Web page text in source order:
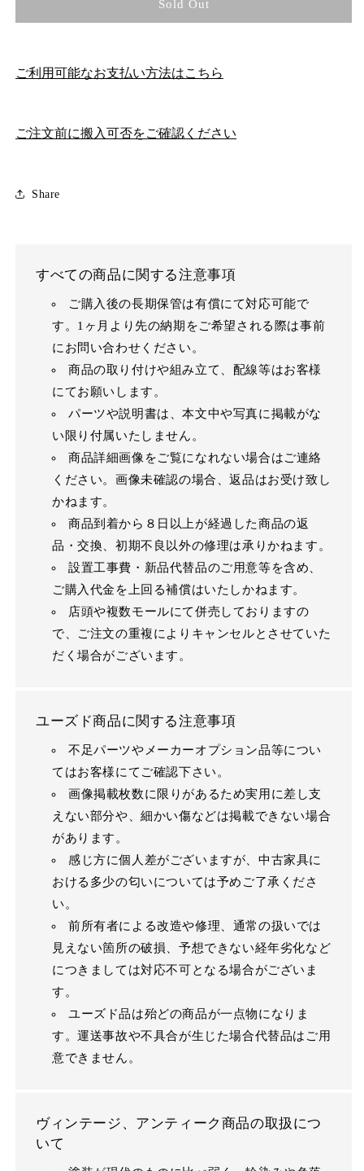
Sold Out
ご利用可能なお支払い方法はこちら
ご注文前に搬入可否をご確認ください
Share
すべての商品に関する注意事項
ご購入後の長期保管は有償にて対応可能で
す。1ヶ月より先の納期をご希望される際は事前
にお問い合わせください。
商品の取り付けや組み立て、配線等はお客様
にてお願いします。
パーツや説明書は、本文中や写真に掲載がな
い限り付属いたしません。
商品詳細画像をご覧になれない場合はご連絡
ください。画像未確認の場合、返品はお受け致し
かねます。
商品到着から８日以上が経過した商品の返
品・交換、初期不良以外の修理は承りかねます。
設置工事費・新品代替品のご用意等を含め、
ご購入代金を上回る補償はいたしかねます。
店頭や複数モールにて併売しておりますの
で、ご注文の重複によりキャンセルとさせていた
だく場合がございます。
ユーズド商品に関する注意事項
不足パーツやメーカーオプション品等につい
てはお客様にてご確認下さい。
画像掲載枚数に限りがあるため実用に差し支
えない部分や、細かい傷などは掲載できない場合
があります。
感じ方に個人差がございますが、中古家具に
おける多少の匂いについては予めご了承くださ
い。
前所有者による改造や修理、通常の扱いでは
見えない箇所の破損、予想できない経年劣化など
につきましては対応不可となる場合がございま
す。
ユーズド品は殆どの商品が一点物になりま
す。運送事故や不具合が生じた場合代替品はご用
意できません。
ヴィンテージ、アンティーク商品の取扱につ
いて